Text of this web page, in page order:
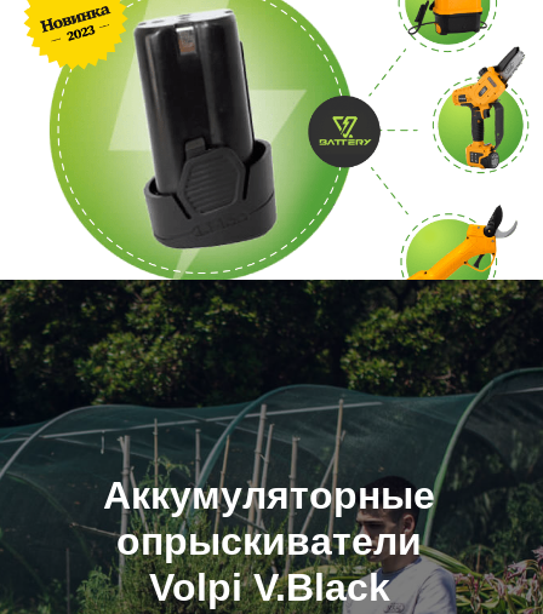
Аккумуляторные
опрыскиватели
Volpi V.Black